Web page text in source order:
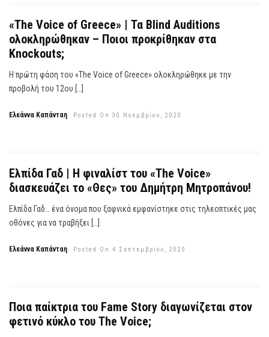
«The Voice of Greece» | Τα Blind Auditions
ολοκληρώθηκαν – Ποιοι προκρίθηκαν στα
Knockouts;
Η πρώτη φάση του «The Voice of Greece» ολοκληρώθηκε με την
προβολή του 12ου […]
Ελεάννα Καπάνταη Posted On 30 Νοεμβρίου, 2020
Ελπίδα Γαδ | Η φιναλίστ του «The Voice»
διασκευάζει το «Θες» του Δημήτρη Μητροπάνου!
Ελπίδα Γαδ… ένα όνομα που ξαφνικά εμφανίστηκε στις τηλεοπτικές μας
οθόνες για να τραβήξει […]
Ελεάννα Καπάνταη Posted On 4 Σεπτεμβρίου, 2020
Ποια παίκτρια του Fame Story διαγωνίζεται στον
φετινό κύκλο του The Voice;